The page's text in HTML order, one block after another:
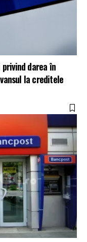
darea în
la creditele